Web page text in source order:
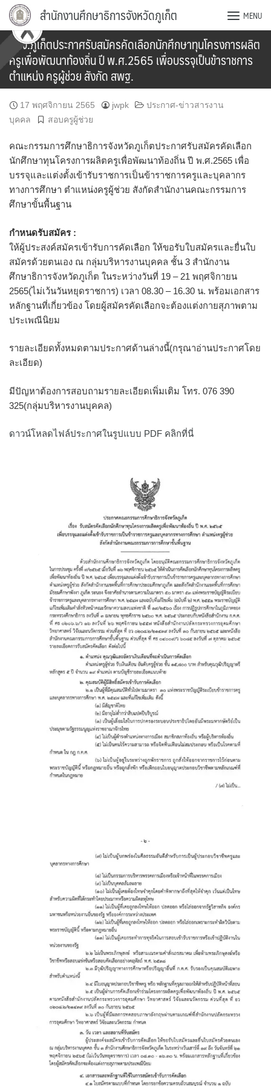
Skip
content
สำนักงานศึกษาธิการจังหวัดภูเก็ต MENU
กศจ.ภูเก็ตประกาศรับสมัครคัดเลือกนักศึกษาทุนโครงการผลิต
ครูเพื่อพัฒนาท้องถิ่น ปี พ.ศ.2565 เพื่อบรรจุเป็นข้าราชการ
ตำแหน่ง ครูผู้ช่วย สังกัด สพฐ.
17 พฤศจิกายน 2565 jwpk
ประกาศ-ข่าวสารงาน
บุคคล
สอบครูผู้ช่วย
คณะกรรมการศึกษาธิการจังหวัดภูเก็ตประกาศรับสมัครคัดเลือก
นักศึกษาทุนโครงการผลิตครูเพื่อพัฒนาท้องถิ่น ปี พ.ศ.2565 เพื่อ
บรรจุและแต่งตั้งเข้ารับราชการเป็นข้าราชการครูและบุคลากร
ทางการศึกษา ตำแหน่งครูผู้ช่วย สังกัดสำนักงานคณะกรรมการ
ศึกษาขั้นพื้นฐาน
กำหนดรับสมัคร :
ให้ผู้ประสงค์สมัครเข้ารับการคัดเลือก ให้ขอรับใบสมัครและยื่นใบ
สมัครด้วยตนเอง ณ กลุ่มบริหารงานบุคคล ชั้น 3 สำนักงาน
ศึกษาธิการจังหวัดภูเก็ต ในระหว่างวันที่ 19 – 21 พฤศจิกายน
2565(ไม่เว้นวันหยุดราชการ) เวลา 08.30 – 16.30 น. พร้อมเอกสาร
หลักฐานที่เกี่ยวข้อง โดยผู้สมัครคัดเลือกจะต้องแต่งกายสุภาพตาม
ประเพณีนิยม
รายละเอียดทั้งหมดตามประกาศด้านล่างนี้(กรุณาอ่านประกาศโดย
ละเอียด)
มีปัญหาต้องการสอบถามรายละเอียดเพิ่มเติม โทร. 076 390
325(กลุ่มบริหารงานบุคคล)
ดาวน์โหลดไฟล์ประกาศในรูปแบบ PDF คลิกที่นี่